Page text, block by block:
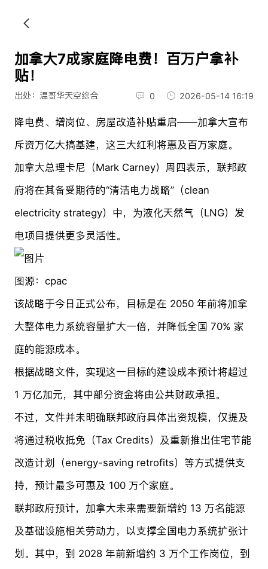
加拿大7成家庭降电费！百万户拿补
贴！
出处：温哥华天空综合 0 2026-05-14 16:19
降电费、增岗位、房屋改造补贴重启——加拿大宣布
斥资万亿大搞基建，这三大红利将惠及百万家庭。
加拿大总理卡尼（Mark Carney）周四表示，联邦政
府将在其备受期待的“清洁电力战略”（clean
electricity strategy）中，为液化天然气（LNG）发
电项目提供更多灵活性。
图源：cpac
该战略于今日正式公布，目标是在 2050 年前将加拿
大整体电力系统容量扩大一倍，并降低全国 70% 家
庭的能源成本。
根据战略文件，实现这一目标的建设成本预计将超过
1 万亿加元，其中部分资金将由公共财政承担。
不过，文件并未明确联邦政府具体出资规模，仅提及
将通过税收抵免（Tax Credits）及重新推出住宅节能
改造计划（energy-saving retrofits）等方式提供支
持，预计最多可惠及 100 万个家庭。
联邦政府预计，加拿大未来需要新增约 13 万名能源
及基础设施相关劳动力，以支撑全国电力系统扩张计
划。其中，到 2028 年前新增约 3 万个工作岗位，到